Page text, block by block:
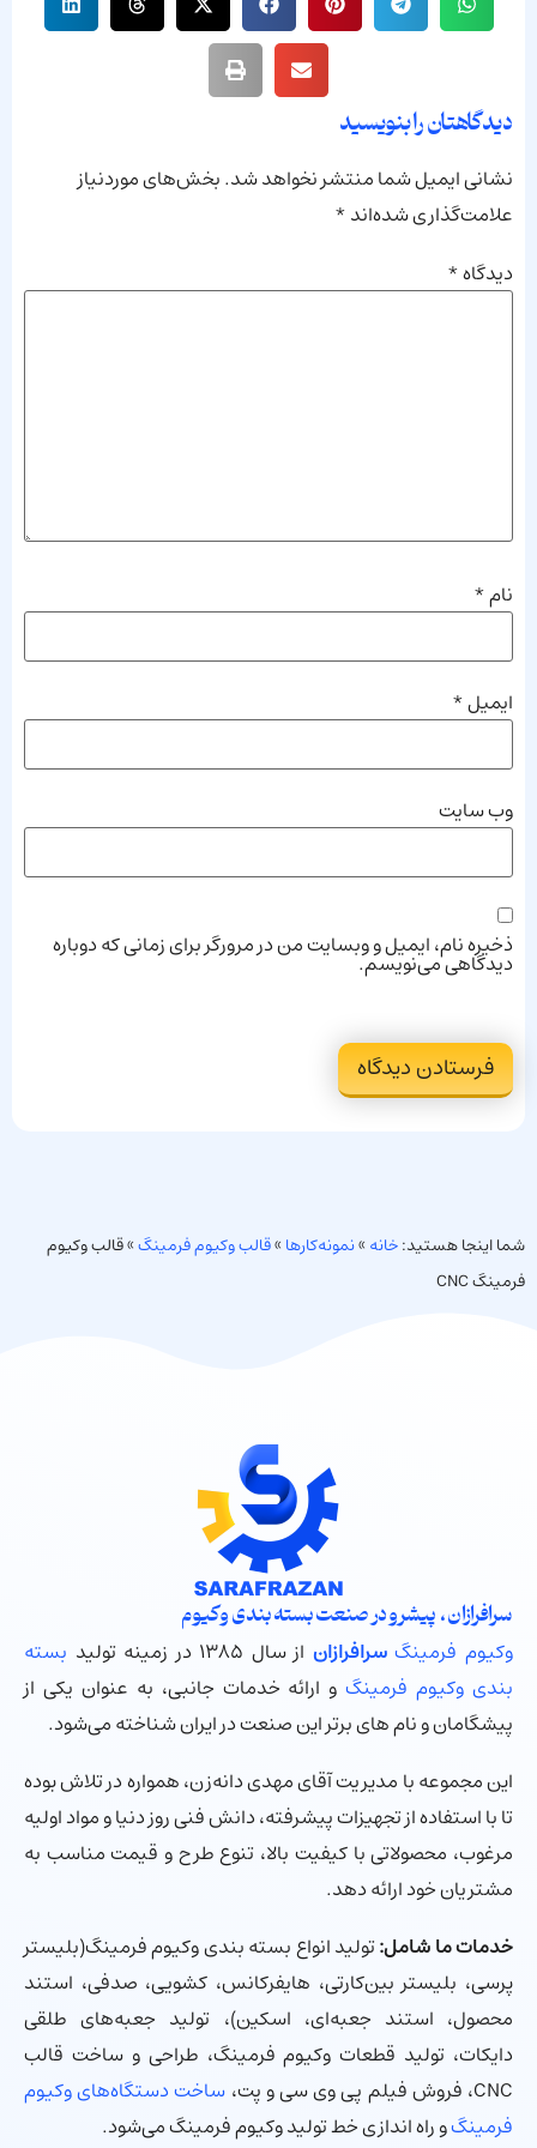
دیدگاهتان را بنویسید
نشانی ایمیل شما منتشر نخواهد شد.بخش‌های موردنیاز
علامت‌گذاری شده‌اند*
دیدگاه*
نام*
ایمیل*
وب‌ سایت
ذخیره نام، ایمیل و وبسایت من در مرورگر برای زمانی که دوباره
دیدگاهی می‌نویسم.
شما اینجا هستید:خانه»نمونه‌کارها»قالب وکیوم فرمینگ»قالب وکیوم
فرمینگ CNC
سرافرازان ، پیشرو در صنعت بسته بندی وکیوم
وکیوم فرمینگ سرافرازاناز سال ۱۳۸۵ در زمینه تولید
بسته
بندی وکیوم فرمینگو ارائه خدمات جانبی، به عنوان یکی از
پیشگامان و نام های برتر این صنعت در ایران شناخته می‌شود.
این مجموعه با مدیریت آقای مهدی دانه‌زن، همواره در تلاش بوده
تا با استفاده از تجهیزات پیشرفته، دانش فنی روز دنیا و مواد اولیه
مرغوب، محصولاتی با کیفیت بالا، تنوع طرح و قیمت مناسب به
مشتریان خود ارائه دهد.
خدمات ما شامل:تولید انواع بسته بندی وکیوم فرمینگ(بلیستر
پرسی، بلیستر بین‌کارتی، هایفرکانس، کشویی، صدفی، استند
محصول، استند جعبه‌ای، اسکین)، تولید جعبه‌های طلقی
دایکات، تولید قطعات وکیوم فرمینگ، طراحی و ساخت قالب
CNC، فروش فیلم پی وی سی و پت،
ساخت دستگاه‌های وکیوم
فرمینگو راه اندازی خط تولید وکیوم فرمینگ می‌شود.